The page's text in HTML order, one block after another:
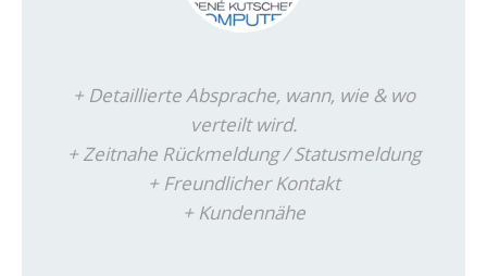
+ Detaillierte Absprache, wann, wie & wo
verteilt wird.
+ Zeitnahe Rückmeldung / Statusmeldung
+ Freundlicher Kontakt
+ Kundennähe